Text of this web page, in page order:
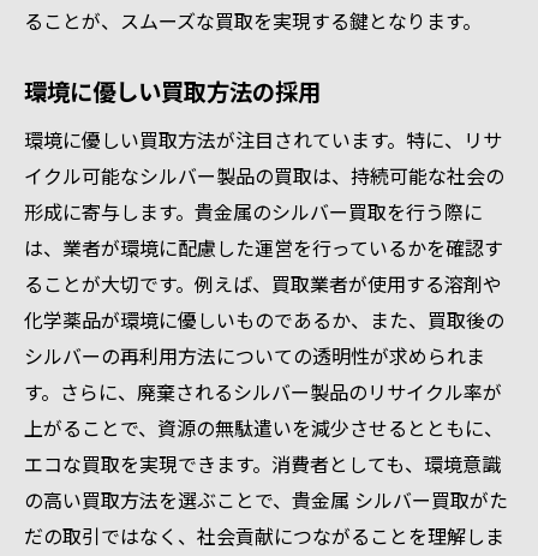
ることが、スムーズな買取を実現する鍵となります。
環境に優しい買取方法の採用
環境に優しい買取方法が注目されています。特に、リサ
イクル可能なシルバー製品の買取は、持続可能な社会の
形成に寄与します。貴金属のシルバー買取を行う際に
は、業者が環境に配慮した運営を行っているかを確認す
ることが大切です。例えば、買取業者が使用する溶剤や
化学薬品が環境に優しいものであるか、また、買取後の
シルバーの再利用方法についての透明性が求められま
す。さらに、廃棄されるシルバー製品のリサイクル率が
上がることで、資源の無駄遣いを減少させるとともに、
エコな買取を実現できます。消費者としても、環境意識
の高い買取方法を選ぶことで、貴金属 シルバー買取がた
だの取引ではなく、社会貢献につながることを理解しま